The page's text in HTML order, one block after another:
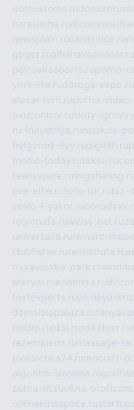
dotcustoms.ru
narasimha.ru
newsplain.rucardvoice.ru
gbget.rualfeihavsalnassr.ru
petrovkasports.ruporno-
york-life.rudoroga-expo.ru
slovar-ivrit.ruporno-
ovucontrol.rusloty-
ru-industriya.ru russkoe-
belgorod-day.rudigilith.ru
medic-today.rutaksu.ru
teensvoice.ru imgsharing.ru
eva-elfie.rufoto-tur.rubiz-
veslo-i-yakor.ruborodino-
regionufa.ruweiss-bet.ru
universalia.ru remont-
clubfisher.ru remstirufa.ru
muraviovka-park.ru
arkrym.rukristinita.ru
textexperts.rupivnaya-
demolalapaluza.ru
msdip.ru jdol.rusokolovr.ru
rezemkleim.ru massage-
biolisichka24.ru mncraft-
algoritm-sistema.ru
zebra-tlt.ruokna-
onlinekinospace.ru